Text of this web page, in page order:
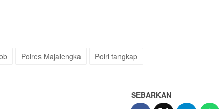
Polres Majalengka
Polri tangkap
SEBARKAN